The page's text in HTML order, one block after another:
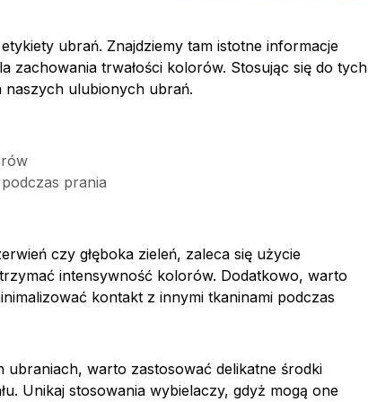
ubrań. Znajdziemy tam istotne informacje
zachowania trwałości kolorów. Stosując się do tych
naszych ulubionych ubrań.
prania
czy głęboka zieleń, zaleca się użycie
intensywność kolorów. Dodatkowo, warto
kontakt z innymi tkaninami podczas
warto zastosować delikatne środki
Unikaj stosowania wybielaczy, gdyż mogą one